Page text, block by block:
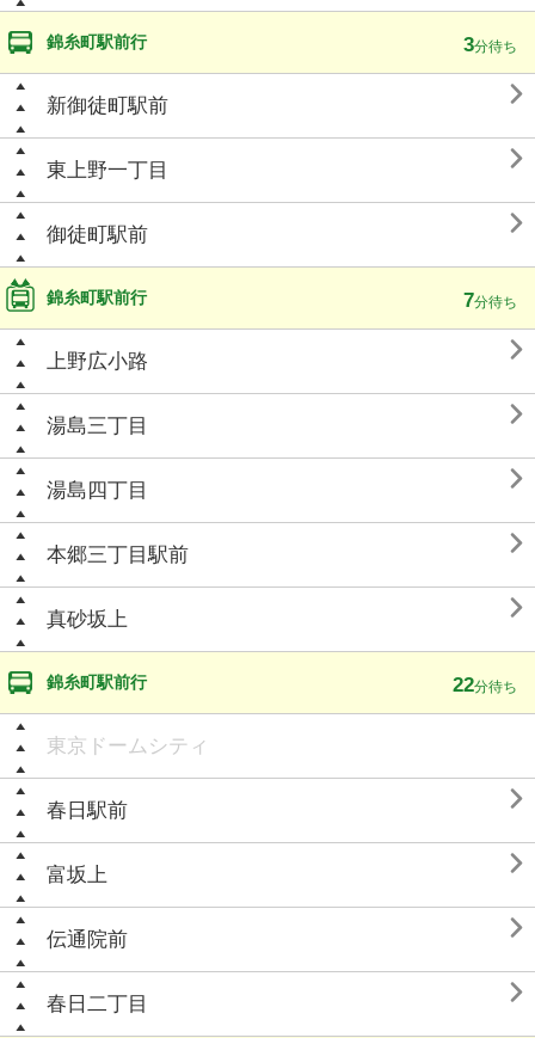
錦糸町駅前行 3分待ち
新御徒町駅前 
東上野一丁目 
御徒町駅前 
錦糸町駅前行 7分待ち
上野広小路 
湯島三丁目 
湯島四丁目 
本郷三丁目駅前 
真砂坂上 
錦糸町駅前行 22分待ち
東京ドームシティ
春日駅前 
富坂上 
伝通院前 
春日二丁目 